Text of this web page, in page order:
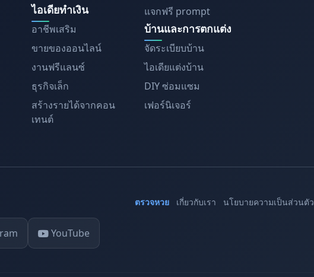
ไอเดียทำเงิน
อาชีพเสริม
ขายของออนไลน์
งานฟรีแลนซ์
ธุรกิจเล็ก
สร้างรายได้จากคอน
เทนต์
แจกฟรี prompt
บ้านและการตกแต่ง
จัดระเบียบบ้าน
ไอเดียแต่งบ้าน
DIY ซ่อมแซม
เฟอร์นิเจอร์
ตรวจหวย เกี่ยวกับเรา นโยบายความเป็นส่วนตัว
YouTube